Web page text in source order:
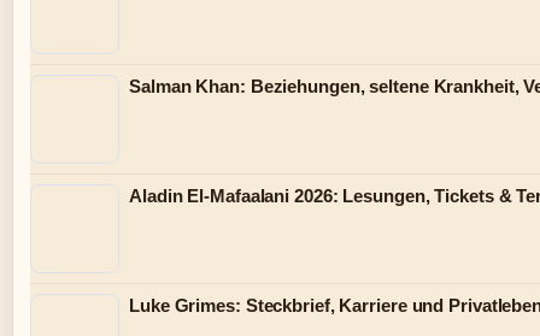
Salman Khan: Beziehungen, seltene Krankheit,
Aladin El-Mafaalani 2026: Lesungen, Tickets &
Luke Grimes: Steckbrief, Karriere und